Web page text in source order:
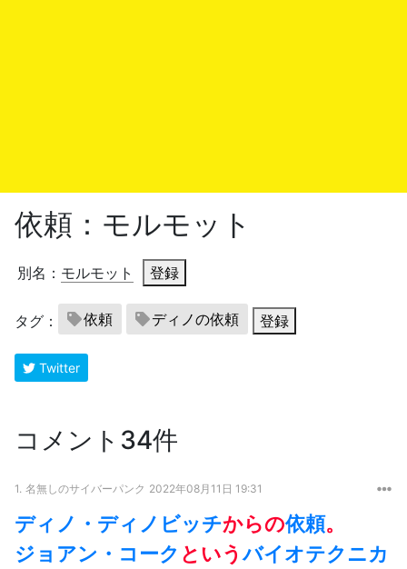
依頼：モルモット
別名： モルモット 登録
タグ： 依頼 ディノの依頼 登録
Twitter
コメント34件
1. 名無しのサイバーパンク 2022年08月11日 19:31
ディノ・ディノビッチからの依頼。
ジョアン・コーク というバイオテクニカ